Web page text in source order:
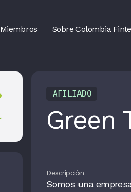
Miembros Sobre Colombia
AFILIADO
Green
Descripción
Somos una